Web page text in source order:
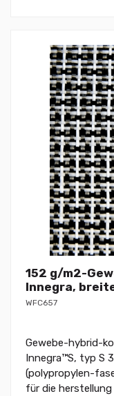
152 g/m2-
Innegra,
WFC657
Gewebe-hybrid-
Innegra™S, typ S
(polypropylen-
für die